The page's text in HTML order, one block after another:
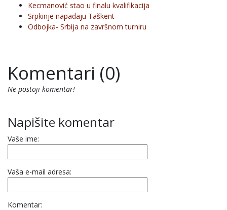
Kecmanović stao u finalu kvalifikacija
Srpkinje napadaju Taškent
Odbojka- Srbija na završnom turniru
Komentari (0)
Ne postoji komentar!
Napišite komentar
Vaše ime:
Vaša e-mail adresa:
Komentar: